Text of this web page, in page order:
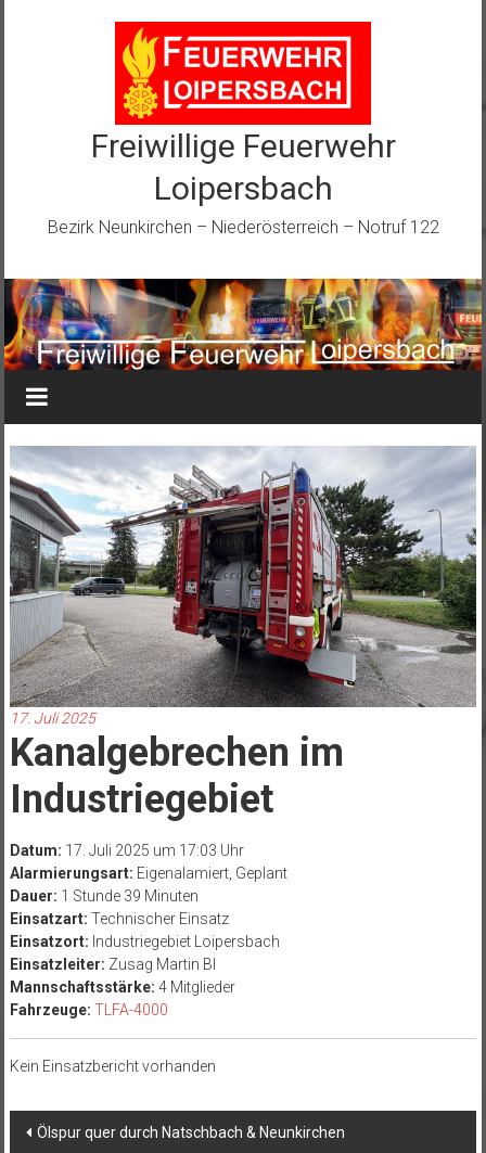
Freiwillige Feuerwehr
Loipersbach
Bezirk Neunkirchen – Niederösterreich – Notruf 122
17. Juli 2025
Kanalgebrechen im
Industriegebiet
Datum: 17. Juli 2025 um 17:03 Uhr
Alarmierungsart: Eigenalamiert, Geplant
Dauer: 1 Stunde 39 Minuten
Einsatzart: Technischer Einsatz
Einsatzort: Industriegebiet Loipersbach
Einsatzleiter: Zusag Martin BI
Mannschaftsstärke: 4 Mitglieder
Fahrzeuge: TLFA-4000
Kein Einsatzbericht vorhanden
Beitragsnavigation
Ölspur quer durch Natschbach & Neunkirchen